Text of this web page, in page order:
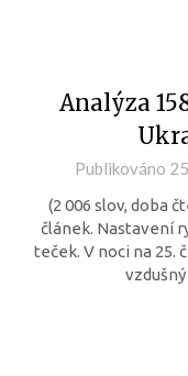
Analýza
Publikováno
(2 006 slov, doba
článek. Nastavení
teček. V noci na 25.